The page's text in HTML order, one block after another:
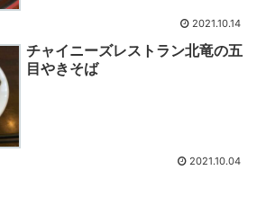
2021.10.14
チャイニーズレストラン北竜の五
目やきそば
2021.10.04